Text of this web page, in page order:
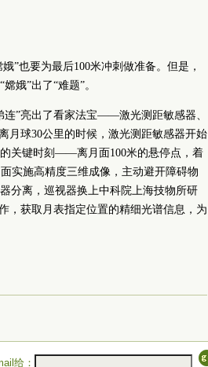
”也要为最后100米冲刺做准备。但是，
娥”出了“难题”。
连”亮出了看家法宝——激光测距敏感器、
月球30公里的时候，激光测距敏感器开始
关键时刻——离月面100米的悬停点，着
实施高精度三维成像，主动避开障碍物
分离，巡视器换上中科院上海技物所研
获取月表指定位置的精细光谱信息，为
给：